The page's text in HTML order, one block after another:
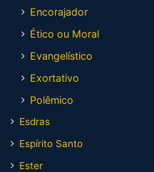
Encorajador
Ético ou Moral
Evangelístico
Exortativo
Polêmico
Esdras
Espírito Santo
Ester